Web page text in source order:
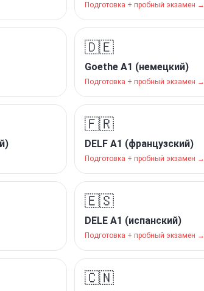
Подготовка + пробный экзамен →
🇩🇪
Goethe A1 (немецкий)
Подготовка + пробный экзамен →
🇫🇷
DELF A1 (французский)
Подготовка + пробный экзамен →
🇪🇸
DELE A1 (испанский)
Подготовка + пробный экзамен →
🇨🇳